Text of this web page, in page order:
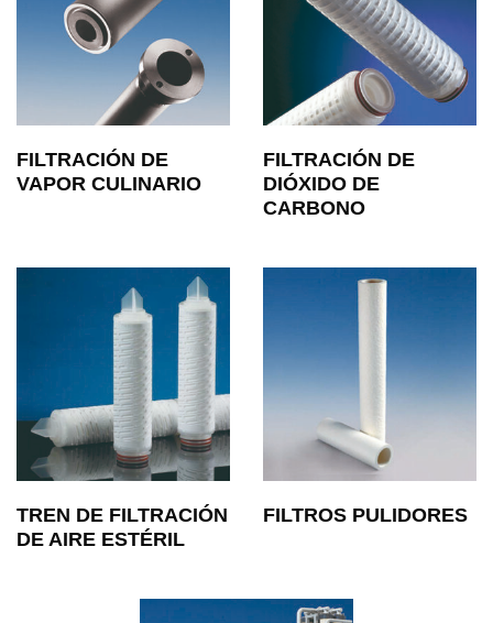
FILTRACIÓN DE
VAPOR CULINARIO
FILTRACIÓN DE
DIÓXIDO DE
CARBONO
TREN DE FILTRACIÓN
DE AIRE ESTÉRIL
FILTROS PULIDORES